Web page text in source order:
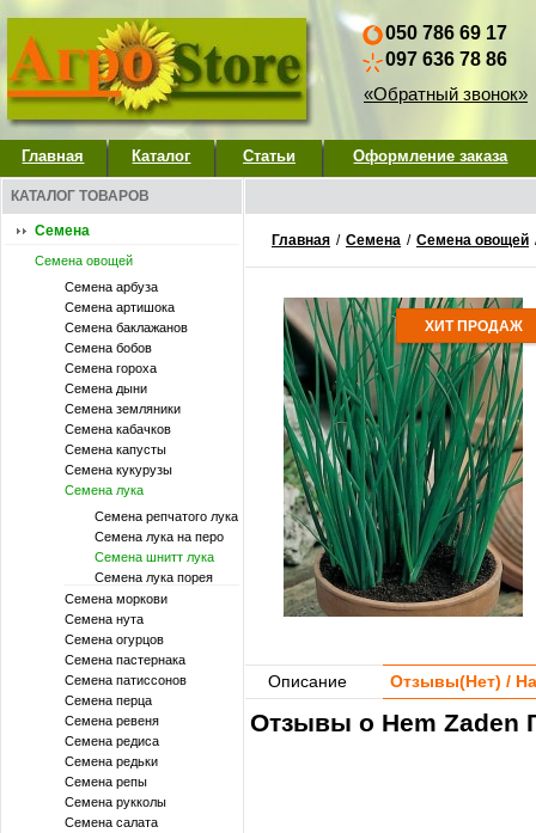
050 786 69 17
097 636 78 86
«Обратный звонок»
Главная Каталог Статьи Оформление заказа
КАТАЛОГ ТОВАРОВ
Семена
Семена овощей
Семена арбуза
Семена артишока
Семена баклажанов
Семена бобов
Семена гороха
Семена дыни
Семена земляники
Семена кабачков
Семена капусты
Семена кукурузы
Семена лука
Семена репчатого лука
Семена лука на перо
Семена шнитт лука
Семена лука порея
Семена моркови
Семена нута
Семена огурцов
Семена пастернака
Семена патиссонов
Семена перца
Семена ревеня
Семена редиса
Семена редьки
Семена репы
Семена рукколы
Семена салата
Главная / Семена / Семена овощей
ХИТ ПРОДАЖ
Описание Отзывы(Нет) /
Отзывы о Hem Zaden